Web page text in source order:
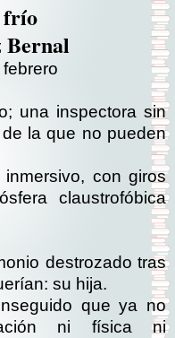
frío
Bernal
una inspectora sin
la que no pueden
con giros
claustrofóbica
destrozado tras
su hija.
que ya no
ni física ni